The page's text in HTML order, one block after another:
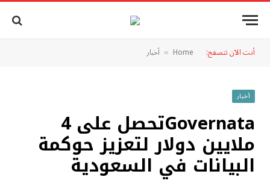
أنت الآن تتصفح: Home
» أخبار
أخبار
Governataتحصل على 4
ملايين دولار لتعزيز حوكمة
البيانات في السعودية